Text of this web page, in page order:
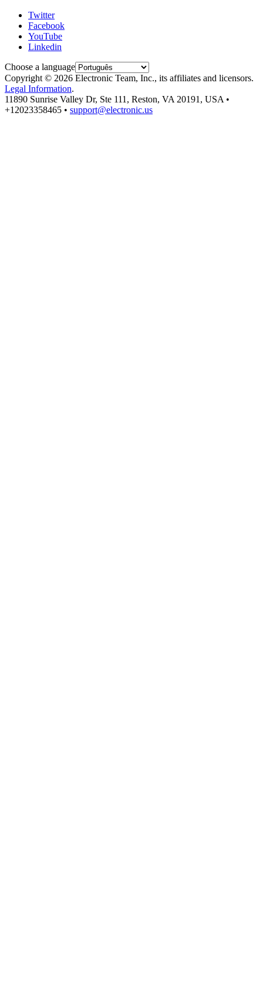
Twitter
Facebook
YouTube
Linkedin
Choose a language
Copyright © 2026 Electronic Team, Inc., its affiliates and licensors.
Legal Information.
11890 Sunrise Valley Dr, Ste 111, Reston, VA 20191, USA •
+12023358465 • support@electronic.us